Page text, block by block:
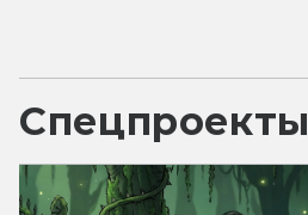
Спецпроекты